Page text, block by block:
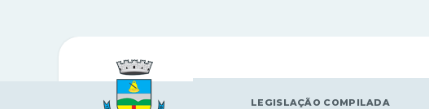
LEGISLAÇÃO COMPILADA